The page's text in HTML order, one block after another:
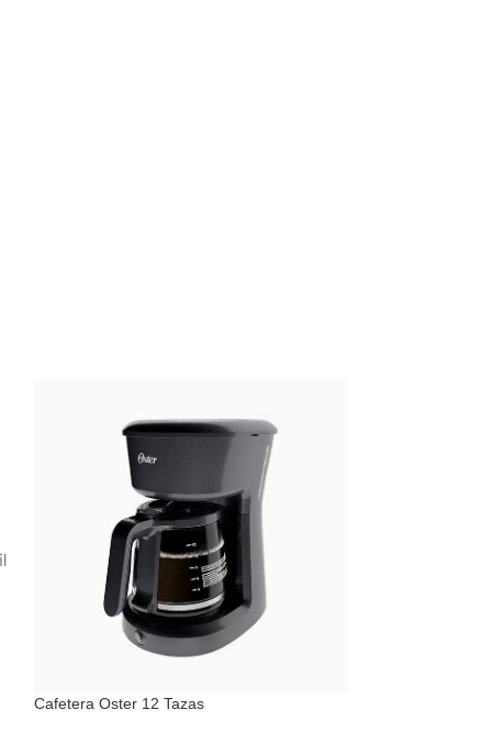
Cafetera Oster 12 Tazas